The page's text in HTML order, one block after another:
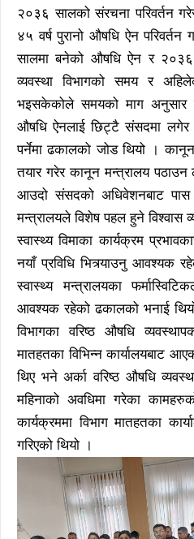
२०३६ सालको संरचना परिवर्तन
४५ वर्ष पुरानो औषधि ऐन
सालमा बनेको औषधि ऐन र २०३६
व्यवस्था विभागको समय र
भइसकेकोले समयको माग अनुसार
औषधि ऐनलाई छिट्टै संसदमा लगेर
पर्नेमा ढकालको जोड थियो ।
तयार गरेर कानून मन्त्रालय
आउदो संसदको अधिवेशनबाट पास
मन्त्रालयले विशेष पहल हुने विश्वास
स्वास्थ्य विमाका कार्यक्रम
नयाँ प्रविधि भित्र्याउनु आवश्यक
स्वास्थ्य मन्त्रालयका
आवश्यक रहेको ढकालको भनाई
विभागका वरिष्ठ औषधि
मातहतका विभिन्न कार्यालयबाट
थिए भने अर्का वरिष्ठ औषधि
महिनाको अवधिमा गरेका
कार्यक्रममा विभाग मातहतका
गरिएको थियो ।